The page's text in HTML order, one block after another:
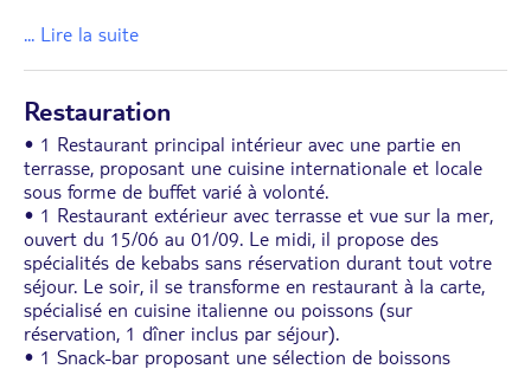
... Lire la suite
Restauration
• 1 Restaurant principal intérieur avec une partie en
terrasse, proposant une cuisine internationale et locale
sous forme de buffet varié à volonté.
• 1 Restaurant extérieur avec terrasse et vue sur la mer,
ouvert du 15/06 au 01/09. Le midi, il propose des
spécialités de kebabs sans réservation durant tout votre
séjour. Le soir, il se transforme en restaurant à la carte,
spécialisé en cuisine italienne ou poissons (sur
réservation, 1 dîner inclus par séjour).
• 1 Snack-bar proposant une sélection de boissons